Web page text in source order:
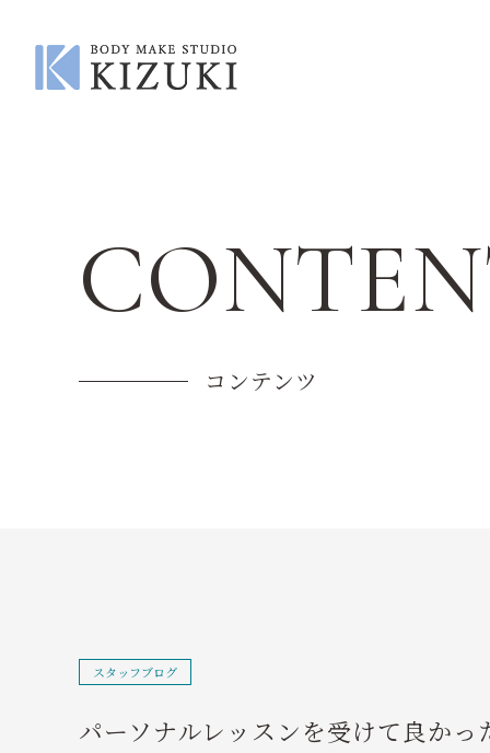
コンテンツ
スタッフブログ
パーソナルレッスンを受けて良かっ